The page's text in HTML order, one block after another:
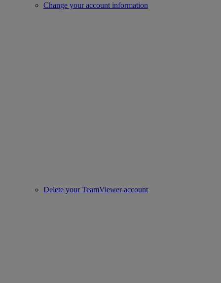
Change your account information
Delete your TeamViewer account